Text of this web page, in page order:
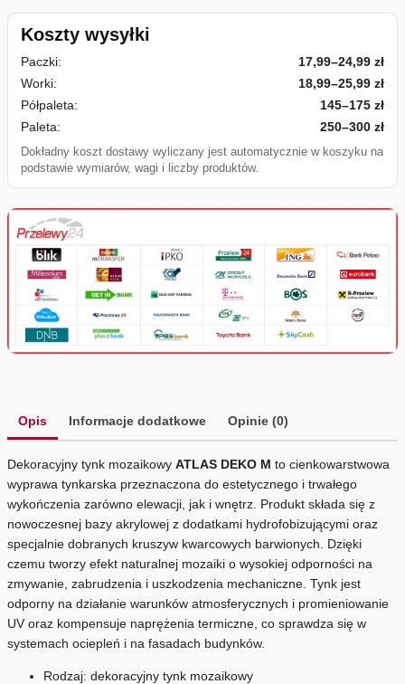
Koszty wysyłki
Paczki:
17,99–24,99 zł
Worki:
18,99–25,99 zł
Półpaleta:
145–175 zł
Paleta:
250–300 zł
Dokładny koszt dostawy wyliczany jest automatycznie w koszyku na
podstawie wymiarów, wagi i liczby produktów.
Opis Informacje dodatkowe Opinie (0)
Dekoracyjny tynk mozaikowy ATLAS DEKO M to cienkowarstwowa
wyprawa tynkarska przeznaczona do estetycznego i trwałego
wykończenia zarówno elewacji, jak i wnętrz. Produkt składa się z
nowoczesnej bazy akrylowej z dodatkami hydrofobizującymi oraz
specjalnie dobranych kruszyw kwarcowych barwionych. Dzięki
czemu tworzy efekt naturalnej mozaiki o wysokiej odporności na
zmywanie, zabrudzenia i uszkodzenia mechaniczne. Tynk jest
odporny na działanie warunków atmosferycznych i promieniowanie
UV oraz kompensuje naprężenia termiczne, co sprawdza się w
systemach ociepleń i na fasadach budynków.
Rodzaj: dekoracyjny tynk mozaikowy